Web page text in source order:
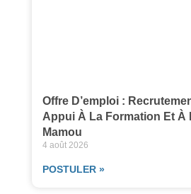
Offre D’emploi :
Appui À La Formation Et À
Mamou
4 août 2026
POSTULER »